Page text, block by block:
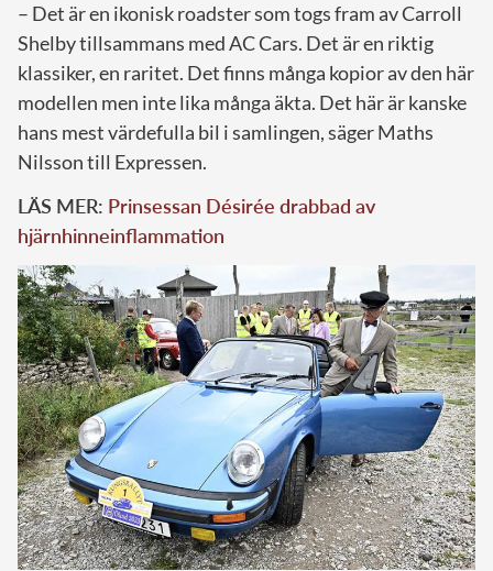
– Det är en ikonisk roadster som togs fram av Carroll
Shelby tillsammans med AC Cars. Det är en riktig
klassiker, en raritet. Det finns många kopior av den här
modellen men inte lika många äkta. Det här är kanske
hans mest värdefulla bil i samlingen, säger Maths
Nilsson till Expressen.
LÄS MER: Prinsessan Désirée drabbad av
hjärnhinneinflammation